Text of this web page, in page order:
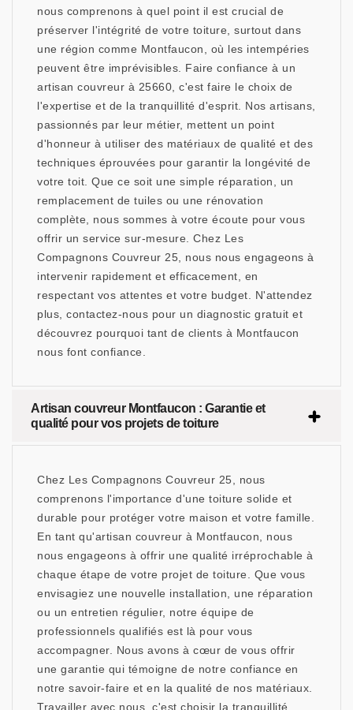
nous comprenons à quel point il est crucial de
préserver l'intégrité de votre toiture, surtout dans
une région comme Montfaucon, où les intempéries
peuvent être imprévisibles. Faire confiance à un
artisan couvreur à 25660, c'est faire le choix de
l'expertise et de la tranquillité d'esprit. Nos artisans,
passionnés par leur métier, mettent un point
d'honneur à utiliser des matériaux de qualité et des
techniques éprouvées pour garantir la longévité de
votre toit. Que ce soit une simple réparation, un
remplacement de tuiles ou une rénovation
complète, nous sommes à votre écoute pour vous
offrir un service sur-mesure. Chez Les
Compagnons Couvreur 25, nous nous engageons à
intervenir rapidement et efficacement, en
respectant vos attentes et votre budget. N'attendez
plus, contactez-nous pour un diagnostic gratuit et
découvrez pourquoi tant de clients à Montfaucon
nous font confiance.
Artisan couvreur Montfaucon : Garantie et
qualité pour vos projets de toiture
Chez Les Compagnons Couvreur 25, nous
comprenons l'importance d'une toiture solide et
durable pour protéger votre maison et votre famille.
En tant qu'artisan couvreur à Montfaucon, nous
nous engageons à offrir une qualité irréprochable à
chaque étape de votre projet de toiture. Que vous
envisagiez une nouvelle installation, une réparation
ou un entretien régulier, notre équipe de
professionnels qualifiés est là pour vous
accompagner. Nous avons à cœur de vous offrir
une garantie qui témoigne de notre confiance en
notre savoir-faire et en la qualité de nos matériaux.
Travailler avec nous, c'est choisir la tranquillité